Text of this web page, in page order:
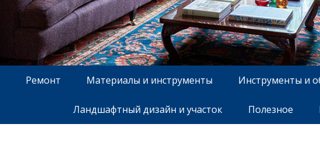
Ремонт Материалы и инструменты Инструменты и
Ландшафтный дизайн и участок Полезное